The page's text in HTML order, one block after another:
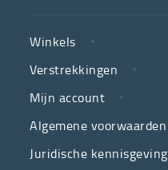
neutrale
ziekenfondsen,
is
partner
in
LINKS
Winkels
Verstrekkingen
Mijn account
Algemene voorwaarden
Juridische kennisgeving